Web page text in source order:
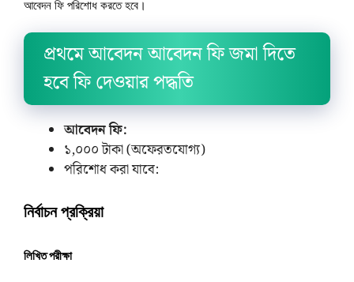
আবেদন ফি পরিশোধ করতে হবে।
প্রথমে আবেদন আবেদন ফি জমা দিতে
হবে ফি দেওয়ার পদ্ধতি
আবেদন ফি:
১,০০০ টাকা (অফেরতযোগ্য)
পরিশোধ করা যাবে:
নির্বাচন প্রক্রিয়া
লিখিত পরীক্ষা